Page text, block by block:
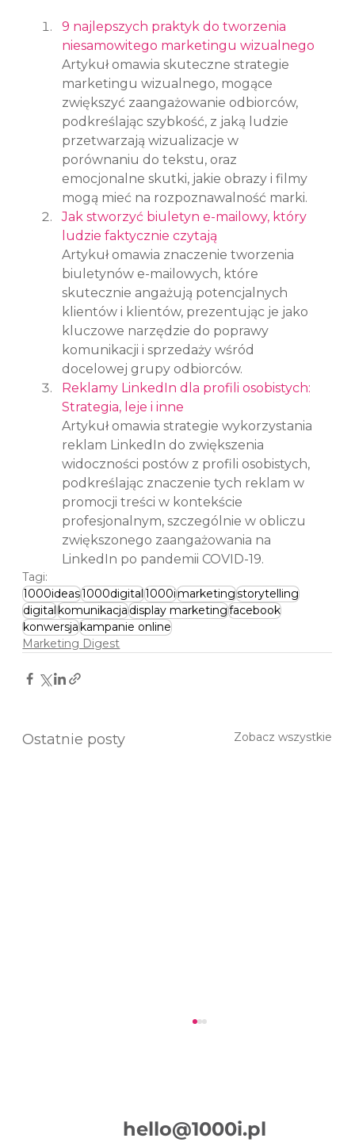
9 najlepszych praktyk do tworzenia
niesamowitego marketingu wizualnego
Artykuł omawia skuteczne strategie
marketingu wizualnego, mogące
zwiększyć zaangażowanie odbiorców,
podkreślając szybkość, z jaką ludzie
przetwarzają wizualizacje w
porównaniu do tekstu, oraz
emocjonalne skutki, jakie obrazy i filmy
mogą mieć na rozpoznawalność marki.
Jak stworzyć biuletyn e-mailowy, który
ludzie faktycznie czytają
Artykuł omawia znaczenie tworzenia
biuletynów e-mailowych, które
skutecznie angażują potencjalnych
klientów i klientów, prezentując je jako
kluczowe narzędzie do poprawy
komunikacji i sprzedaży wśród
docelowej grupy odbiorców.
Reklamy LinkedIn dla profili osobistych:
Strategia, leje i inne
Artykuł omawia strategie wykorzystania
reklam LinkedIn do zwiększenia
widoczności postów z profili osobistych,
podkreślając znaczenie tych reklam w
promocji treści w kontekście
profesjonalnym, szczególnie w obliczu
zwiększonego zaangażowania na
LinkedIn po pandemii COVID-19.
Tagi:
1000ideas1000digital1000imarketingstorytelling
digitalkomunikacjadisplay marketingfacebook
konwersjakampanie online
Marketing Digest
Ostatnie posty Zobacz wszystkie
hello@1000i.pl